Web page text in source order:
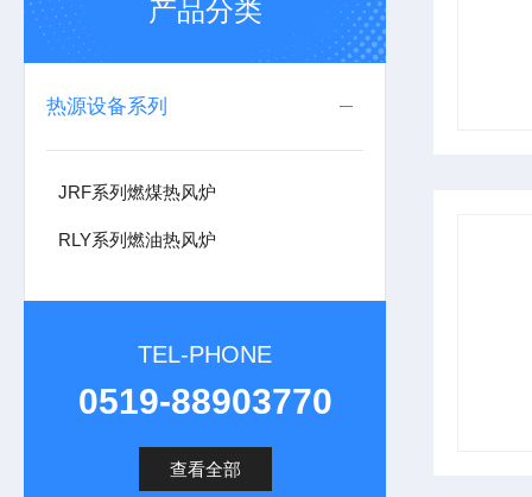
产品分类
热源设备系列
JRF系列燃煤热风炉
RLY系列燃油热风炉
TEL-PHONE
0519-88903770
查看全部